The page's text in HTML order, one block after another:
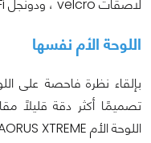
لاصقات velcro ، ودونجل Wi-Fi الخارجي بالطبع.
اللوحة الأم نفسها
تصميمًا أكثر دقة قليلاً